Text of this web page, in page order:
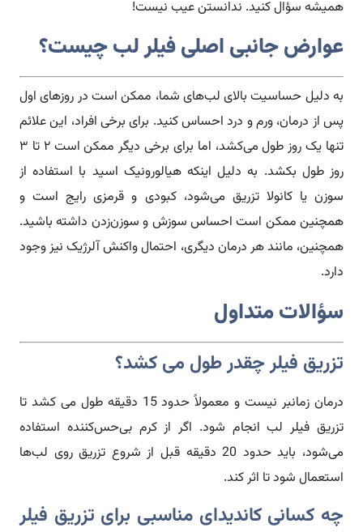
همیشه سؤال کنید. ندانستن عیب نیست!
عوارض جانبی اصلی فیلر لب چیست؟
به دلیل حساسیت بالای لب‌های شما، ممکن است در روزهای اول
پس از درمان، ورم و درد احساس کنید. برای برخی افراد، این علائم
تنها یک روز طول می‌کشد، اما برای برخی دیگر ممکن است ۲ تا ۳
روز طول بکشد. به دلیل اینکه هیالورونیک اسید با استفاده از
سوزن یا کانولا تزریق می‌شود، کبودی و قرمزی رایج است و
همچنین ممکن است احساس سوزش و سوزن‌زدن داشته باشید.
همچنین، مانند هر درمان دیگری، احتمال واکنش آلرژیک نیز وجود
دارد.
سؤالات متداول
تزریق فیلر چقدر طول می کشد؟
درمان زمانبر نیست و معمولاً حدود 15 دقیقه طول می کشد تا
تزریق فیلر لب انجام شود. اگر از کرم بی‌حس‌کننده استفاده
می‌شود، باید حدود 20 دقیقه قبل از شروع تزریق روی لب‌ها
استعمال شود تا اثر کند.
چه کسانی کاندیدای مناسبی برای تزریق فیلر